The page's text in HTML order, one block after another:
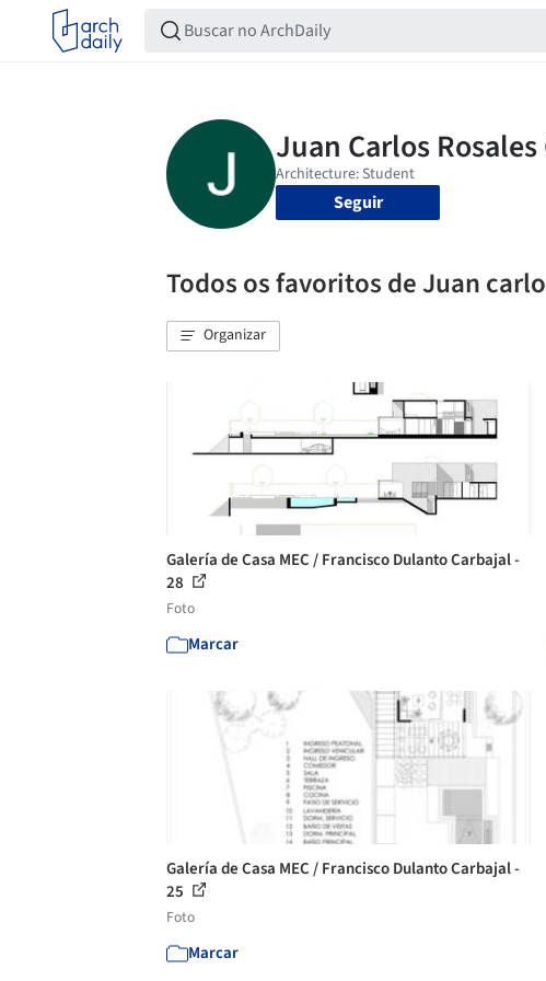
Seguir
Todos os favoritos de Juan
Organizar
Galería de Casa MEC / Francisco Dulanto Carbajal -
28
Foto
Marcar
Galería de Casa MEC / Francisco Dulanto Carbajal -
25
Foto
Marcar